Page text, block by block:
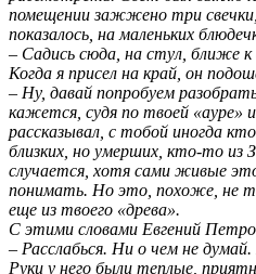
помещении зажжено три
показалось, на маленьких
– Садись сюда, на стул, ближе к
Когда я присел на край, он
– Ну, давай попробуем
кажется, судя по твоей
рассказывал, с тобой иногда
близких, но умерших, кто-то из
случается, хотя сами живые
понимать. Но это, похоже, не
еще из твоего «древа».
С этими словами Евгений
– Расслабься. Ни о чем не думай.
Руки у него были теплые,